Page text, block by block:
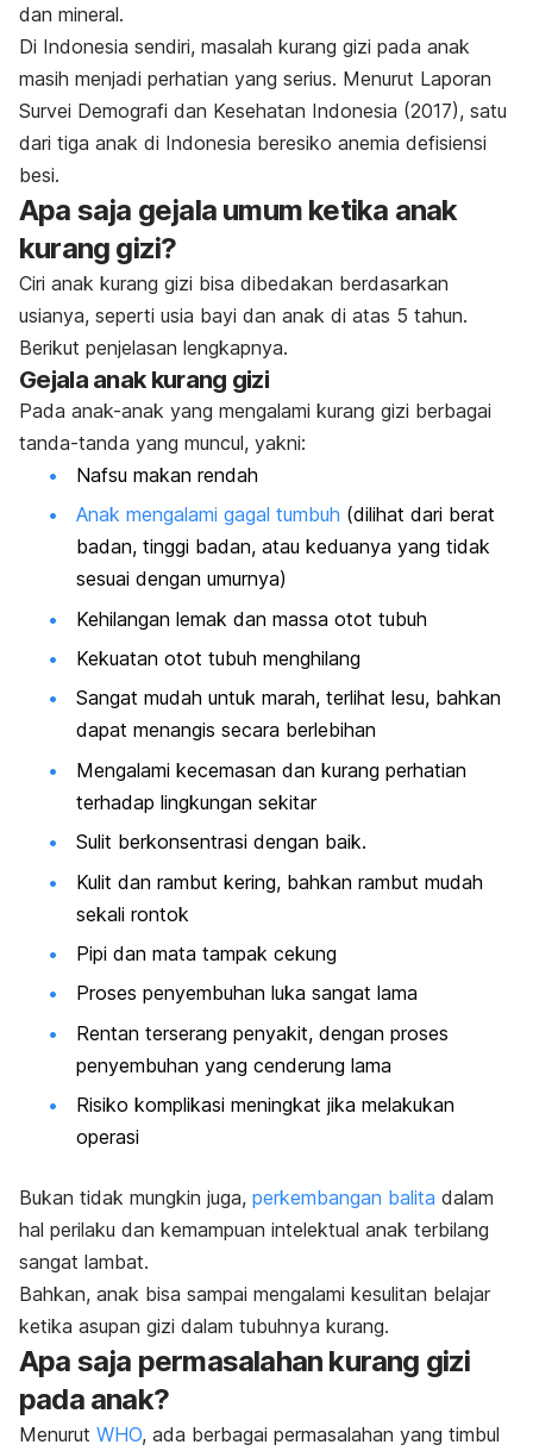
dan mineral.
Di Indonesia sendiri, masalah kurang gizi pada anak
masih menjadi perhatian yang serius. Menurut Laporan
Survei Demografi dan Kesehatan Indonesia (2017), satu
dari tiga anak di Indonesia beresiko anemia defisiensi
besi.
Apa saja gejala umum ketika anak
kurang gizi?
Ciri anak kurang gizi bisa dibedakan berdasarkan
usianya, seperti usia bayi dan anak di atas 5 tahun.
Berikut penjelasan lengkapnya.
Gejala anak kurang gizi
Pada anak-anak yang mengalami kurang gizi berbagai
tanda-tanda yang muncul, yakni:
Nafsu makan rendah
Anak mengalami gagal tumbuh (dilihat dari berat
badan, tinggi badan, atau keduanya yang tidak
sesuai dengan umurnya)
Kehilangan lemak dan massa otot tubuh
Kekuatan otot tubuh menghilang
Sangat mudah untuk marah, terlihat lesu, bahkan
dapat menangis secara berlebihan
Mengalami kecemasan dan kurang perhatian
terhadap lingkungan sekitar
Sulit berkonsentrasi dengan baik.
Kulit dan rambut kering, bahkan rambut mudah
sekali rontok
Pipi dan mata tampak cekung
Proses penyembuhan luka sangat lama
Rentan terserang penyakit, dengan proses
penyembuhan yang cenderung lama
Risiko komplikasi meningkat jika melakukan
operasi
Bukan tidak mungkin juga, perkembangan balita dalam
hal perilaku dan kemampuan intelektual anak terbilang
sangat lambat.
Bahkan, anak bisa sampai mengalami kesulitan belajar
ketika asupan gizi dalam tubuhnya kurang.
Apa saja permasalahan kurang gizi
pada anak?
Menurut WHO, ada berbagai permasalahan yang timbul